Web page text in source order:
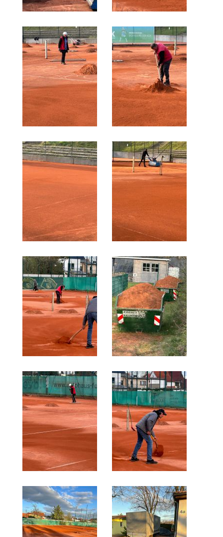
MANNSCHAFTEN
Punktspiele
Punktspiele Wintersaison 2025/2026
Erwachsene
Jugend
TRAINING
Trainingszeiten
Trainer
Platz buchen
Kinder- und Jugendtraining
EVENTS & TURNIERE
Anhalt Open Senioren
Unternehmer-Cup 2026
5. Kreismeisterschaften Anhalt Bitterfeld Kinder und
Jugend 2026
Vereinsturniere 2026